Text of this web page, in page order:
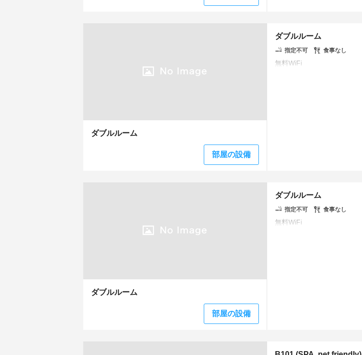
ダブルルーム
部屋の設備
ダブルルーム
指定不可 食事なし
ダブルルーム
部屋の設備
ダブルルーム
指定不可 食事なし